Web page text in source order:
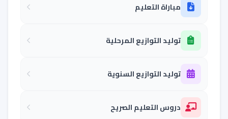
مباراة التعليم
توليد التوازيع المرحلية
توليد التوازيع السنوية
دروس التعليم الصريح